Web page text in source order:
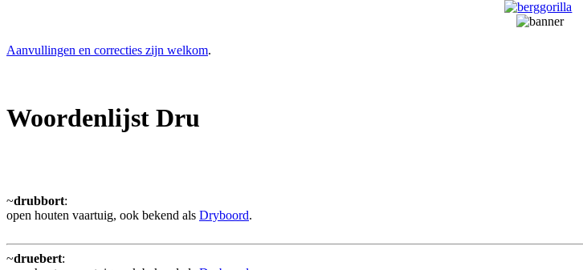
Aanvullingen en correcties zijn welkom.
Woordenlijst Dru
~drubbort:
open houten vaartuig, ook bekend als Dryboord.
~druebert: